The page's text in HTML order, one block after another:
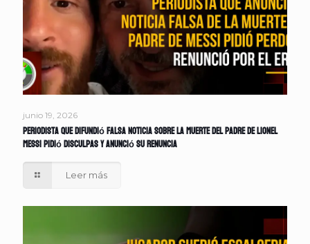
junio 19, 2026
Periodista que difundió falsa noticia sobre la muerte del padre de Lionel
Messi pidió disculpas y anunció su renuncia
Leer más